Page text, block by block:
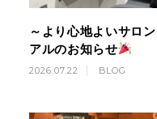
～より心地よいサロ
アルのお知らせ
2026.07.22 BLOG